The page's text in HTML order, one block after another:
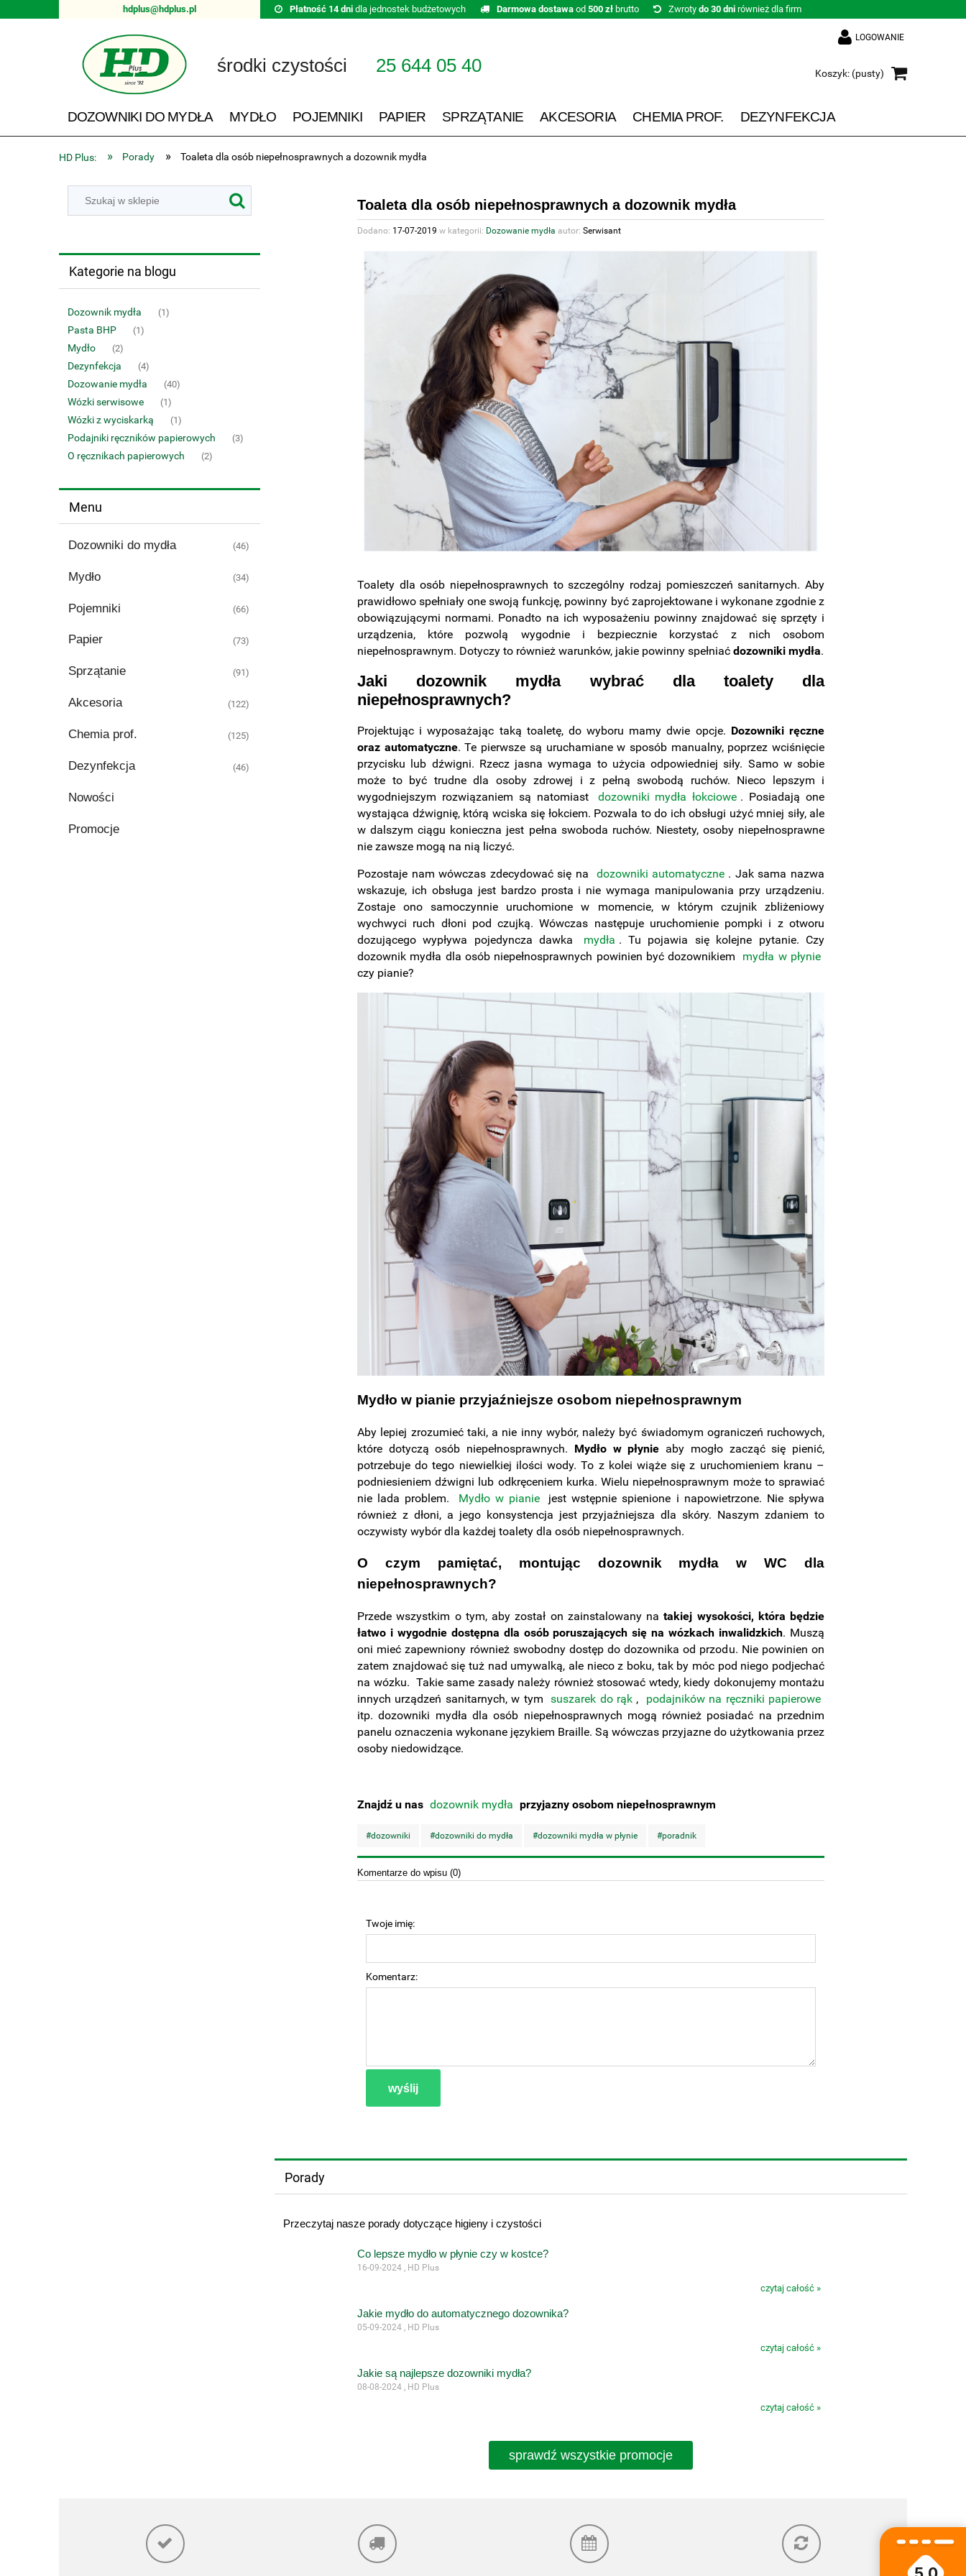
hdplus@hdplus.pl Płatność 14 dni dla jednostek budżetowych Darmowa dostawa od 500 zł brutto Zwroty do 30 dni również dla firm
LOGOWANIE
Koszyk: (pusty)
środki czystości 25 644 05 40
DOZOWNIKI DO MYDŁA MYDŁO POJEMNIKI PAPIER SPRZĄTANIE AKCESORIA CHEMIA PROF. DEZYNFEKCJA
HD Plus: » Porady » Toaleta dla osób niepełnosprawnych a dozownik mydła
Kategorie na blogu
Dozownik mydła (1)
Pasta BHP (1)
Mydło (2)
Dezynfekcja (4)
Dozowanie mydła (40)
Wózki serwisowe (1)
Wózki z wyciskarką (1)
Podajniki ręczników papierowych (3)
O ręcznikach papierowych (2)
Menu
Dozowniki do mydła (46)
Mydło (34)
Pojemniki (66)
Papier (73)
Sprzątanie (91)
Akcesoria (122)
Chemia prof. (125)
Dezynfekcja (46)
Nowości
Promocje
Toaleta dla osób niepełnosprawnych a dozownik mydła
Dodano: 17-07-2019 w kategorii: Dozowanie mydła autor: Serwisant
Toalety dla osób niepełnosprawnych to szczególny rodzaj pomieszczeń sanitarnych. Aby
prawidłowo spełniały one swoją funkcję, powinny być zaprojektowane i wykonane zgodnie z
obowiązującymi normami. Ponadto na ich wyposażeniu powinny znajdować się sprzęty i
urządzenia, które pozwolą wygodnie i bezpiecznie korzystać z nich osobom
niepełnosprawnym. Dotyczy to również warunków, jakie powinny spełniać dozowniki mydła.
Jaki dozownik mydła wybrać dla toalety dla
niepełnosprawnych?
Projektując i wyposażając taką toaletę, do wyboru mamy dwie opcje. Dozowniki ręczne
oraz automatyczne. Te pierwsze są uruchamiane w sposób manualny, poprzez wciśnięcie
przycisku lub dźwigni. Rzecz jasna wymaga to użycia odpowiedniej siły. Samo w sobie
może to być trudne dla osoby zdrowej i z pełną swobodą ruchów. Nieco lepszym i
wygodniejszym rozwiązaniem są natomiast
dozowniki mydła łokciowe . Posiadają one
wystająca dźwignię, którą wciska się łokciem. Pozwala to do ich obsługi użyć mniej siły, ale
w dalszym ciągu konieczna jest pełna swoboda ruchów. Niestety, osoby niepełnosprawne
nie zawsze mogą na nią liczyć.
Pozostaje nam wówczas zdecydować się na dozowniki automatyczne . Jak sama nazwa
wskazuje, ich obsługa jest bardzo prosta i nie wymaga manipulowania przy urządzeniu.
Zostaje ono samoczynnie uruchomione w momencie, w którym czujnik zbliżeniowy
wychwyci ruch dłoni pod czujką. Wówczas następuje uruchomienie pompki i z otworu
dozującego wypływa pojedyncza dawka
mydła . Tu pojawia się kolejne pytanie. Czy
dozownik mydła dla osób niepełnosprawnych powinien być dozownikiem
mydła w płynie
czy pianie?
Mydło w pianie przyjaźniejsze osobom niepełnosprawnym
Aby lepiej zrozumieć taki, a nie inny wybór, należy być świadomym ograniczeń ruchowych,
które dotyczą osób niepełnosprawnych. Mydło w płynie aby mogło zacząć się pienić,
potrzebuje do tego niewielkiej ilości wody. To z kolei wiąże się z uruchomieniem kranu –
podniesieniem dźwigni lub odkręceniem kurka. Wielu niepełnosprawnym może to sprawiać
nie lada problem.
Mydło w pianie
jest wstępnie spienione i napowietrzone. Nie spływa
również z dłoni, a jego konsystencja jest przyjaźniejsza dla skóry. Naszym zdaniem to
oczywisty wybór dla każdej toalety dla osób niepełnosprawnych.
O czym pamiętać, montując dozownik mydła w WC dla
niepełnosprawnych?
Przede wszystkim o tym, aby został on zainstalowany natakiej wysokości, która będzie
łatwo i wygodnie dostępna dla osób poruszających się na wózkach inwalidzkich. Muszą
oni mieć zapewniony również swobodny dostęp do dozownika od przodu. Nie powinien on
zatem znajdować się tuż nad umywalką, ale nieco z boku, tak by móc pod niego podjechać
na wózku. Takie same zasady należy również stosować wtedy, kiedy dokonujemy montażu
innych urządzeń sanitarnych, w tym suszarek do rąk ,
podajników na ręczniki papierowe
itp. dozowniki mydła dla osób niepełnosprawnych mogą również posiadać na przednim
panelu oznaczenia wykonane językiem Braille. Są wówczas przyjazne do użytkowania przez
osoby niedowidzące.
Znajdź u nas dozownik mydła przyjazny osobom niepełnosprawnym
#dozowniki #dozowniki do mydła #dozowniki mydła w płynie #poradnik
Komentarze do wpisu (0)
Twoje imię:
Komentarz:
wyślij
Porady
Przeczytaj nasze porady dotyczące higieny i czystości
Co lepsze mydło w płynie czy w kostce?
16-09-2024 , HD Plus
czytaj całość »
Jakie mydło do automatycznego dozownika?
05-09-2024 , HD Plus
czytaj całość »
Jakie są najlepsze dozowniki mydła?
08-08-2024 , HD Plus
czytaj całość »
sprawdź wszystkie promocje